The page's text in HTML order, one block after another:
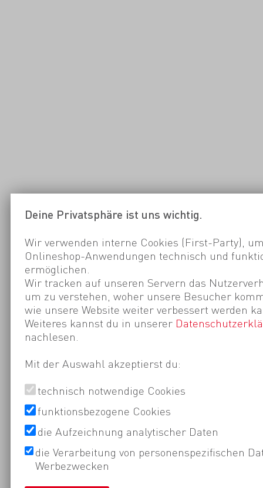
Deine Privatsphäre ist uns wichtig.
Wir verwenden interne Cookies (First-Party),
Onlineshop-Anwendungen technisch und
ermöglichen.
Wir tracken auf unseren Servern das
um zu verstehen, woher unsere Besucher
wie unsere Website weiter verbessert werden
Weiteres kannst du in unserer
nachlesen.
Mit der Auswahl akzeptierst du:
technisch notwendige Cookies
funktionsbezogene Cookies
die Aufzeichnung analytischer Daten
die Verarbeitung von personenspezifischen
Werbezwecken